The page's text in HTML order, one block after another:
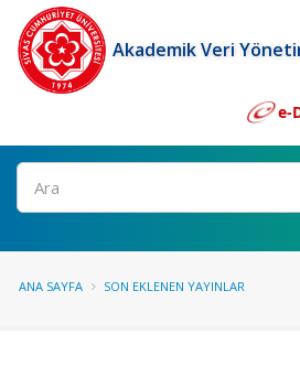
Akademik Veri
e-
Ara
ANA SAYFA SON EKLENEN YAYINLAR